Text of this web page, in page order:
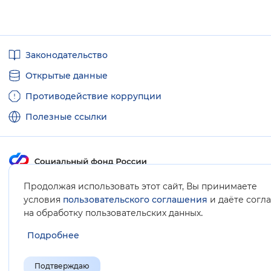
Продолжая использовать этот сайт, Вы принимаете
условия пользовательского соглашения и даёте
на обработку пользовательских данных.
Подробнее
Подтверждаю
ссылкиЗаконодательство
Открытые данные
Противодействие коррупции
Полезные ссылки
Карта сайта